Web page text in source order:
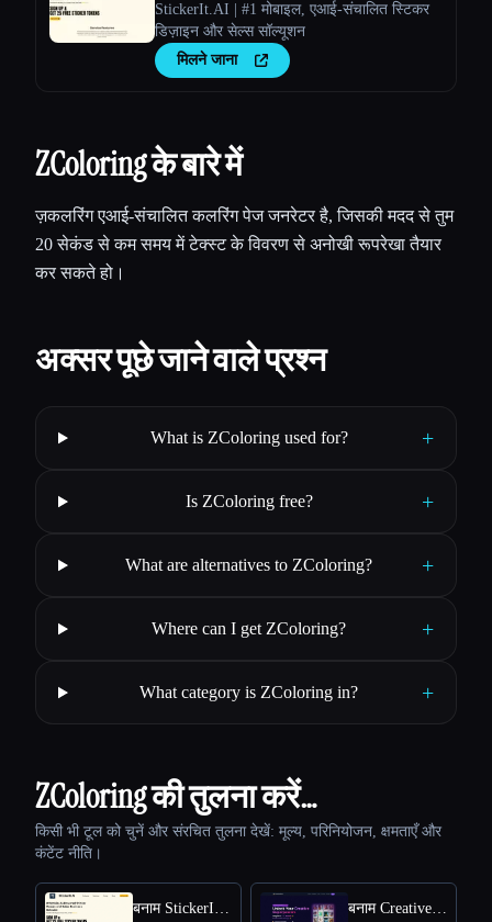
StickerIt.AI | #1 मोबाइल, एआई-संचालित स्टिकर
डिज़ाइन और सेल्स सॉल्यूशन
मिलने जाना
ZColoring के बारे में
ज़कलरिंग एआई-संचालित कलरिंग पेज जनरेटर है, जिसकी मदद से तुम
20 सेकंड से कम समय में टेक्स्ट के विवरण से अनोखी रूपरेखा तैयार
कर सकते हो।
अक्सर पूछे जाने वाले प्रश्न
What is ZColoring used for? +
Is ZColoring free? +
What are alternatives to ZColoring? +
Where can I get ZColoring? +
What category is ZColoring in? +
ZColoring की तुलना करें…
किसी भी टूल को चुनें और संरचित तुलना देखें: मूल्य, परिनियोजन, क्षमताएँ और
कंटेंट नीति।
बनाम StickerIt.AI बनाम CreativePixel